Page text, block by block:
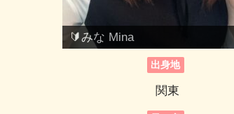
🔰みな Mina
🔰みな Mina
出身地
関東